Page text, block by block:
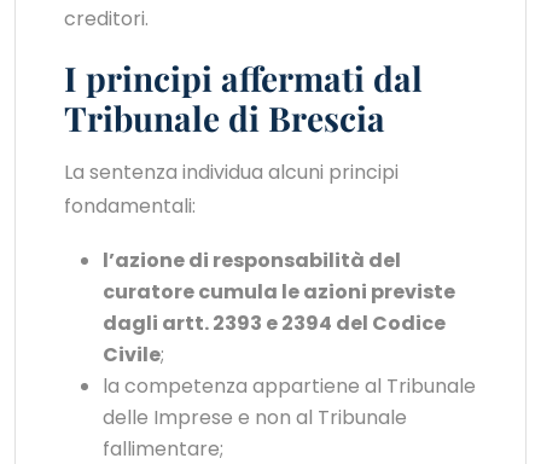
creditori.
I principi affermati dal
Tribunale di Brescia
La sentenza individua alcuni principi
fondamentali:
l’azione di responsabilità del
curatore cumula le azioni previste
dagli artt. 2393 e 2394 del Codice
Civile;
la competenza appartiene al Tribunale
delle Imprese e non al Tribunale
fallimentare;